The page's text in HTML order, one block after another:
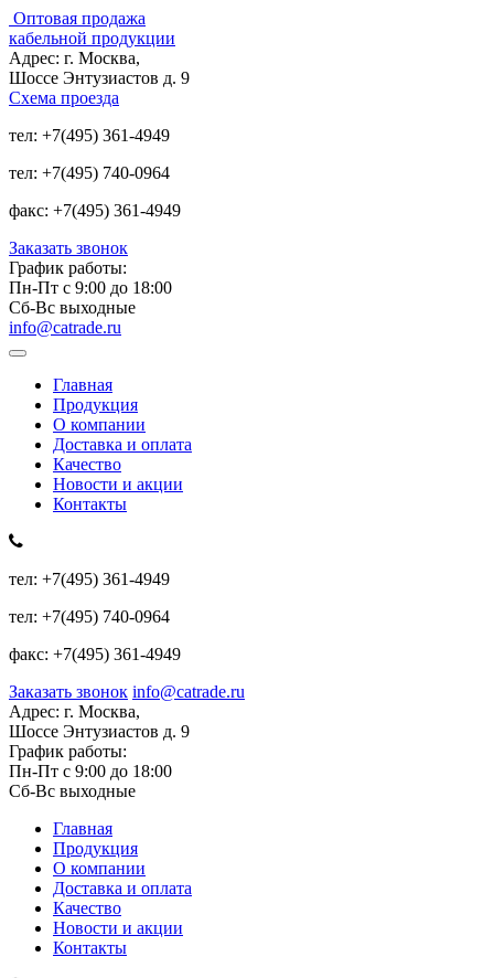
Оптовая продажа
кабельной продукции
Адрес: г. Москва,
Шоссе Энтузиастов д. 9
Схема проезда
тел: +7(495) 361-4949
тел: +7(495) 740-0964
факс: +7(495) 361-4949
Заказать звонок
График работы:
Пн-Пт с 9:00 до 18:00
Сб-Вс выходные
info@catrade.ru
Главная
Продукция
О компании
Доставка и оплата
Качество
Новости и акции
Контакты
тел: +7(495) 361-4949
тел: +7(495) 740-0964
факс: +7(495) 361-4949
Заказать звонок info@catrade.ru
Адрес: г. Москва,
Шоссе Энтузиастов д. 9
График работы:
Пн-Пт с 9:00 до 18:00
Сб-Вс выходные
Главная
Продукция
О компании
Доставка и оплата
Качество
Новости и акции
Контакты